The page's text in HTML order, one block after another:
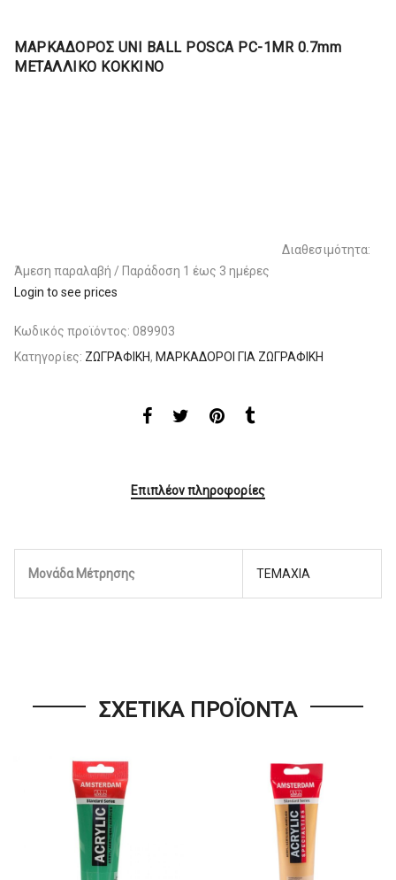
ΜΑΡΚΑΔΟΡΟΣ UNI BALL POSCA PC-1MR 0.7mm
ΜΕΤΑΛΛΙΚΟ ΚΟΚΚΙΝΟ
Διαθεσιμότητα:
Άμεση παραλαβή / Παράδoση 1 έως 3 ημέρες
Login to see prices
Κωδικός προϊόντος: 089903
Κατηγορίες: ΖΩΓΡΑΦΙΚΗ, ΜΑΡΚΑΔΟΡΟΙ ΓΙΑ ΖΩΓΡΑΦΙΚΗ
Επιπλέον πληροφορίες
Μονάδα Μέτρησης ΤΕΜΑΧΙΑ
ΣΧΕΤΙΚΆ ΠΡΟΪΌΝΤΑ